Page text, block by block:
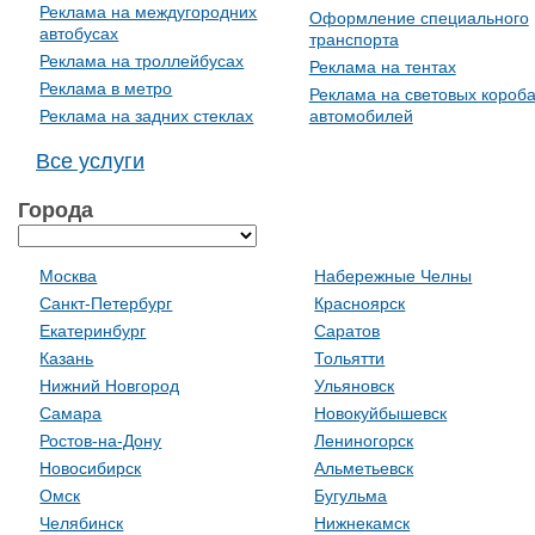
Реклама на междугородних
автобусах
Реклама на троллейбусах
Реклама в метро
Реклама на задних стеклах
Оформление специального
транспорта
Реклама на тентах
Реклама на световых
автомобилей
Все услуги
Города
Москва
Санкт-Петербург
Екатеринбург
Казань
Нижний Новгород
Самара
Ростов-на-Дону
Новосибирск
Омск
Челябинск
Набережные Челны
Красноярск
Саратов
Тольятти
Ульяновск
Новокуйбышевск
Лениногорск
Альметьевск
Бугульма
Нижнекамск